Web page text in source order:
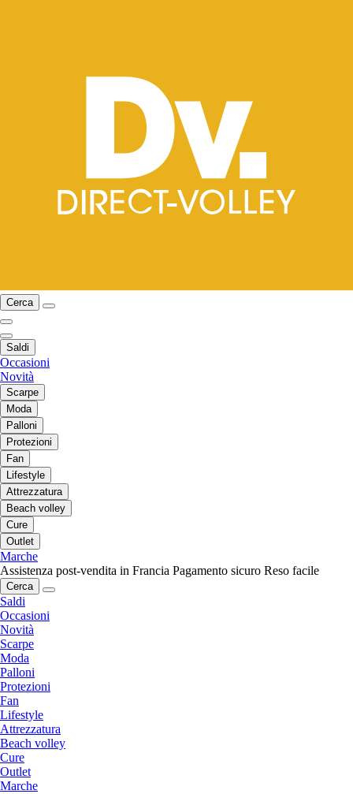
Cerca
Saldi
Occasioni
Novità
Scarpe
Moda
Palloni
Protezioni
Fan
Lifestyle
Attrezzatura
Beach volley
Cure
Outlet
Marche
Assistenza post-vendita in Francia Pagamento sicuro Reso facile
Cerca
Saldi
Occasioni
Novità
Scarpe
Moda
Palloni
Protezioni
Fan
Lifestyle
Attrezzatura
Beach volley
Cure
Outlet
Marche